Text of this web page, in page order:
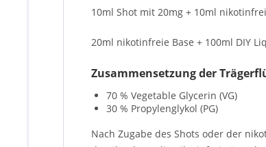
10ml Shot mit 20mg + 10ml
20ml nikotinfreie Base + 100ml DIY
Zusammensetzung der
70 % Vegetable Glycerin (VG)
30 % Propylenglykol (PG)
Nach Zugabe des Shots oder der